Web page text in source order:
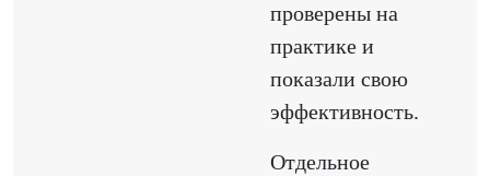
проверены на
практике и
показали свою
эффективность.
Отдельное